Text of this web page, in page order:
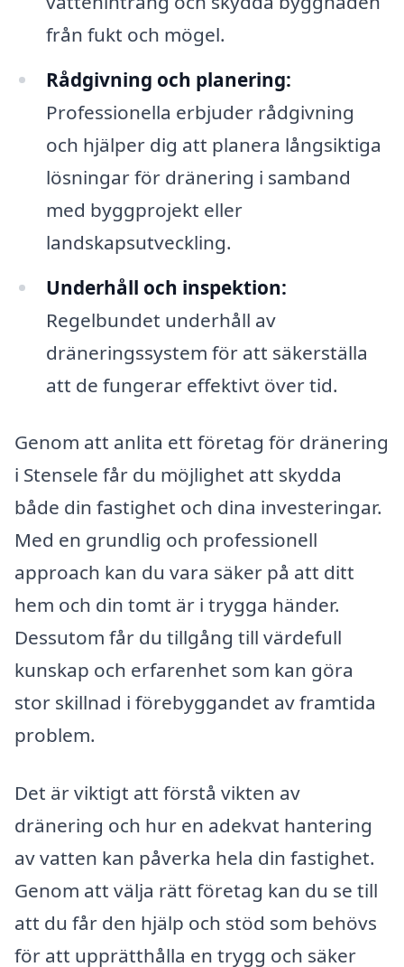
från fukt och mögel.
Rådgivning och planering:
Professionella erbjuder rådgivning
och hjälper dig att planera långsiktiga
lösningar för dränering i samband
med byggprojekt eller
landskapsutveckling.
Underhåll och inspektion:
Regelbundet underhåll av
dräneringssystem för att säkerställa
att de fungerar effektivt över tid.
Genom att anlita ett företag för dränering
i Stensele får du möjlighet att skydda
både din fastighet och dina investeringar.
Med en grundlig och professionell
approach kan du vara säker på att ditt
hem och din tomt är i trygga händer.
Dessutom får du tillgång till värdefull
kunskap och erfarenhet som kan göra
stor skillnad i förebyggandet av framtida
problem.
Det är viktigt att förstå vikten av
dränering och hur en adekvat hantering
av vatten kan påverka hela din fastighet.
Genom att välja rätt företag kan du se till
att du får den hjälp och stöd som behövs
för att upprätthålla en trygg och säker